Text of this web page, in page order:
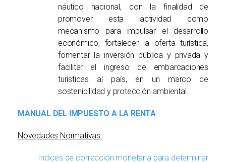
náutico nacional, con la finalidad de
promover esta actividad como
mecanismo para impulsar el desarrollo
económico, fortalecer la oferta turística,
fomentar la inversión pública y privada y
facilitar el ingreso de embarcaciones
turísticas al país, en un marco de
sostenibilidad y protección ambiental.
MANUAL DEL IMPUESTO A LA RENTA
Novedades Normativas:
Indices de corrección monetaria para determinar